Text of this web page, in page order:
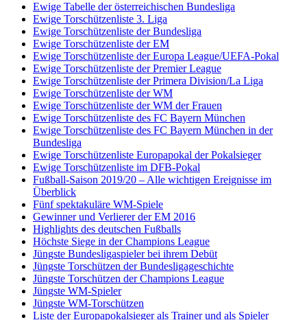
Ewige Tabelle der österreichischen Bundesliga
Ewige Torschützenliste 3. Liga
Ewige Torschützenliste der Bundesliga
Ewige Torschützenliste der EM
Ewige Torschützenliste der Europa League/UEFA-Pokal
Ewige Torschützenliste der Premier League
Ewige Torschützenliste der Primera Division/La Liga
Ewige Torschützenliste der WM
Ewige Torschützenliste der WM der Frauen
Ewige Torschützenliste des FC Bayern München
Ewige Torschützenliste des FC Bayern München in der
Bundesliga
Ewige Torschützenliste Europapokal der Pokalsieger
Ewige Torschützenliste im DFB-Pokal
Fußball-Saison 2019/20 – Alle wichtigen Ereignisse im
Überblick
Fünf spektakuläre WM-Spiele
Gewinner und Verlierer der EM 2016
Highlights des deutschen Fußballs
Höchste Siege in der Champions League
Jüngste Bundesligaspieler bei ihrem Debüt
Jüngste Torschützen der Bundesligageschichte
Jüngste Torschützen der Champions League
Jüngste WM-Spieler
Jüngste WM-Torschützen
Liste der Europapokalsieger als Trainer und als Spieler